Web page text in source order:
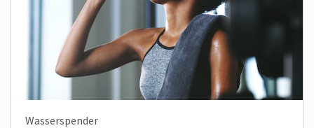
Wasserspender